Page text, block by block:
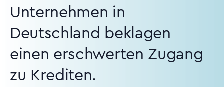
Unternehmen in
Deutschland beklagen
einen erschwerten Zugang
zu Krediten.